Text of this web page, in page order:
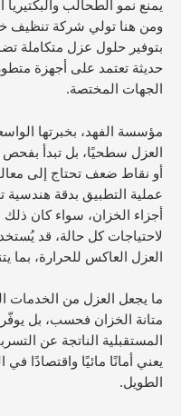
يمنع نمو الطحالب والبكتيريا
ومن هنا تولي شركة تنظيف
بتوفير حلول عزل متكاملة
حديثة تعتمد على أجهزة
الجهات المختصة.
مؤسسة الفهد، بخبرتها
العزل سطحيًا، بل تبدأ
أو نقاط ضعف تحتاج إلى
عملية التطبيق بدقة
أجزاء الخزان، سواء كان
لاحتياجات كل حالة، قد
العزل العاكس للحرارة، بما
ما يجعل العزل من الخدمات
متانة الخزان فحسب، بل
المستقبلية الناتجة عن
يعني أمانًا مائيًا واقتصادًا
الطويل.